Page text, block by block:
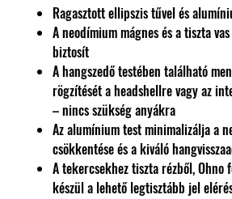
Ragasztott ellipszis tűvel és
A neodímium mágnes és a tiszta
biztosít
A hangszedő testében található
rögzítését a headshellre vagy az
– nincs szükség anyákra
Az alumínium test minimalizálja a
csökkentése és a kiváló
A tekercsekhez tiszta rézből, Ohno
készül a lehető legtisztább jel